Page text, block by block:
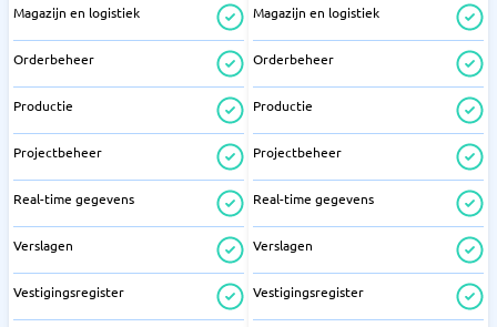
Magazijn en logistiek
Orderbeheer
Productie
Projectbeheer
Real-time gegevens
Verslagen
Vestigingsregister
Magazijn en logistiek
Orderbeheer
Productie
Projectbeheer
Real-time gegevens
Verslagen
Vestigingsregister